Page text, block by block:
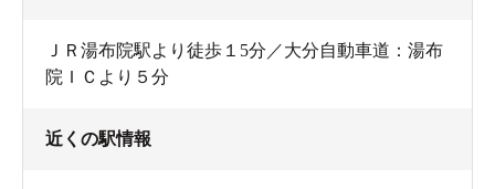
ＪＲ湯布院駅より徒歩１5分／大分自動車道：湯布
院ＩＣより５分
近くの駅情報